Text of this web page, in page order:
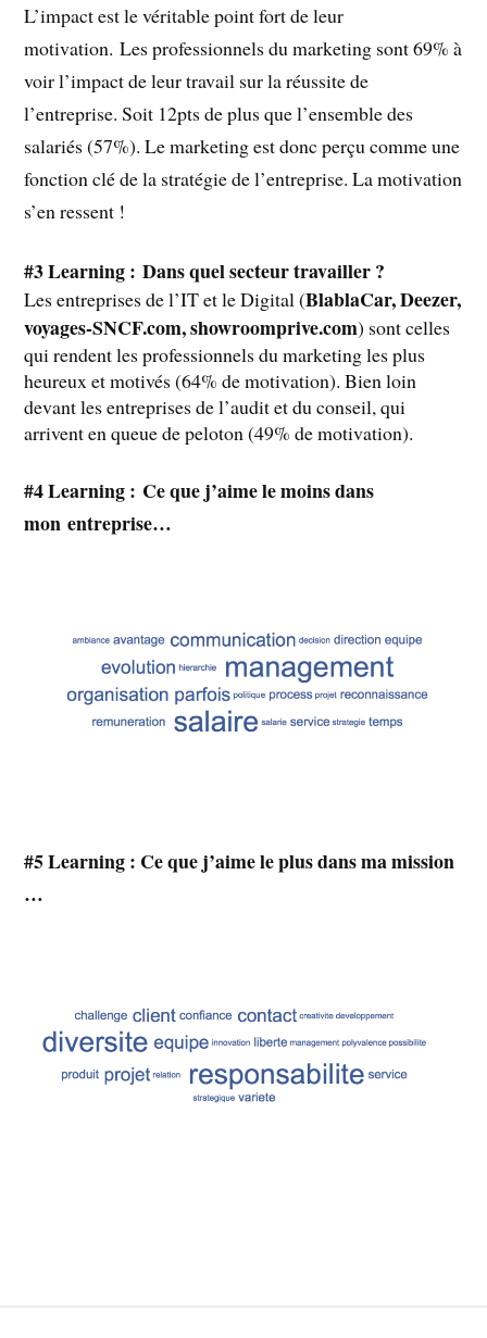
L’impact est le véritable point fort de leur
motivation. Les professionnels du marketing sont 69% à
voir l’impact de leur travail sur la réussite de
l’entreprise. Soit 12pts de plus que l’ensemble des
salariés (57%). Le marketing est donc perçu comme une
fonction clé de la stratégie de l’entreprise. La motivation
s’en ressent !
#3 Learning : Dans quel secteur travailler ?
Les entreprises de l’IT et le Digital (BlablaCar, Deezer,
voyages-SNCF.com, showroomprive.com) sont celles
qui rendent les professionnels du marketing les plus
heureux et motivés (64% de motivation). Bien loin
devant les entreprises de l’audit et du conseil, qui
arrivent en queue de peloton (49% de motivation).
#4 Learning : Ce que j’aime le moins dans
monentreprise…
#5 Learning : Ce que j’aime le plus dans ma mission
…